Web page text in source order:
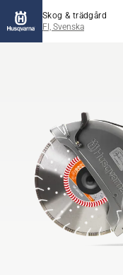
Skog & trädgård
FI, Svenska